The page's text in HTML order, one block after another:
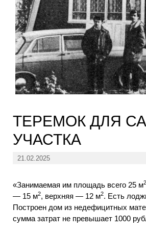
ТЕРЕМОК ДЛЯ
УЧАСТКА
21.02.2025
«Занимаемая им площадь всего 25 м2
— 15 м2, верхняя — 12 м2. Есть
Построен дом из недефицитных
сумма затрат не превышает 1000